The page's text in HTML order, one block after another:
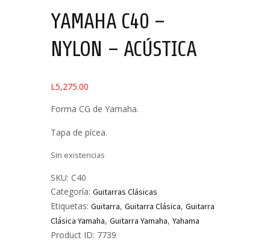
YAMAHA C40 –
NYLON – ACÚSTICA
L5,275.00
Forma CG de Yamaha.
Tapa de pícea.
Sin existencias
SKU: C40
Categoría: Guitarras Clásicas
Etiquetas: Guitarra, Guitarra Clásica, Guitarra
Clásica Yamaha, Guitarra Yamaha, Yahama
Product ID: 7739